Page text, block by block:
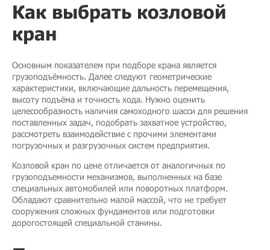
Как выбрать козловой
кран
Основным показателем при подборе крана является
грузоподъёмность. Далее следуют геометрические
характеристики, включающие дальность перемещения,
высоту подъёма и точность хода. Нужно оценить
целесообразность наличия самоходного шасси для решения
поставленных задач, подобрать захватное устройство,
рассмотреть взаимодействие с прочими элементами
погрузочных и разгрузочных систем предприятия.
Козловой кран по цене отличается от аналогичных по
грузоподъемности механизмов, выполненных на базе
специальных автомобилей или поворотных платформ.
Обладают сравнительно малой массой, что не требует
сооружения сложных фундаментов или подготовки
дорогостоящей специальной станины.